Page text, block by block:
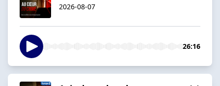
2026-08-07
26:16